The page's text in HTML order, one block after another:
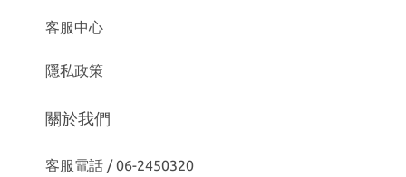
客服中心
隱私政策
關於我們
客服電話 / 06-2450320